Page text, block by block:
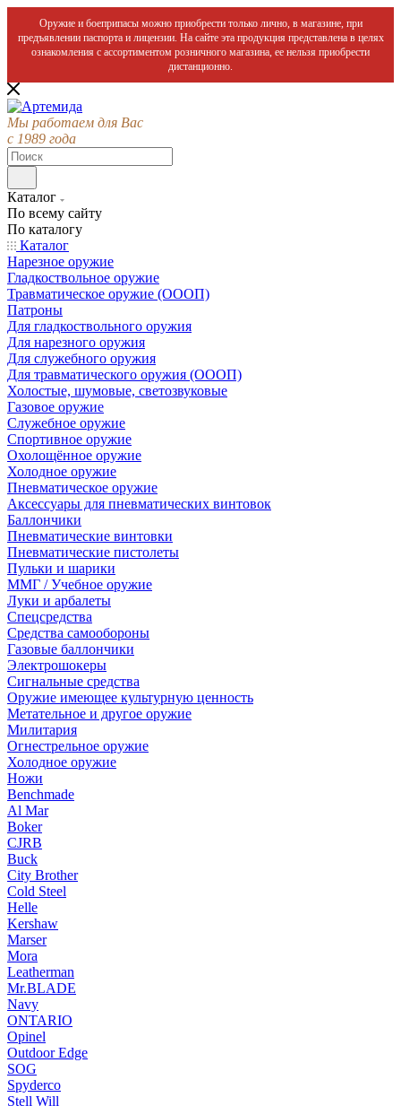
Оружие и боеприпасы можно приобрести только лично, в магазине, при
предъявлении паспорта и лицензии. На сайте эта продукция представлена в целях
ознакомления с ассортиментом розничного магазина, ее нельзя приобрести
дистанционно.
Мы работаем для Вас
с 1989 года
Каталог
По всему сайту
По каталогу
Каталог
Нарезное оружие
Гладкоствольное оружие
Травматическое оружие (ОООП)
Патроны
Для гладкоствольного оружия
Для нарезного оружия
Для служебного оружия
Для травматического оружия (ОООП)
Холостые, шумовые, светозвуковые
Газовое оружие
Служебное оружие
Спортивное оружие
Охолощённое оружие
Холодное оружие
Пневматическое оружие
Аксессуары для пневматических винтовок
Баллончики
Пневматические винтовки
Пневматические пистолеты
Пульки и шарики
ММГ / Учебное оружие
Луки и арбалеты
Спецсредства
Средства самообороны
Газовые баллончики
Электрошокеры
Сигнальные средства
Оружие имеющее культурную ценность
Метательное и другое оружие
Милитария
Огнестрельное оружие
Холодное оружие
Ножи
Benchmade
Al Mar
Boker
CJRB
Buck
City Brother
Cold Steel
Helle
Kershaw
Marser
Mora
Leatherman
Mr.BLADE
Navy
ONTARIO
Opinel
Outdoor Edge
SOG
Spyderco
Stell Will